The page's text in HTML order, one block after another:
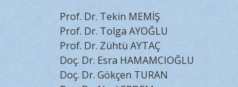
Prof. Dr. Tekin MEMİŞ
Prof. Dr. Tolga AYOĞLU
Prof. Dr. Zühtü AYTAÇ
Doç. Dr. Esra HAMAMCIOĞLU
Doç. Dr. Gökçen TURAN